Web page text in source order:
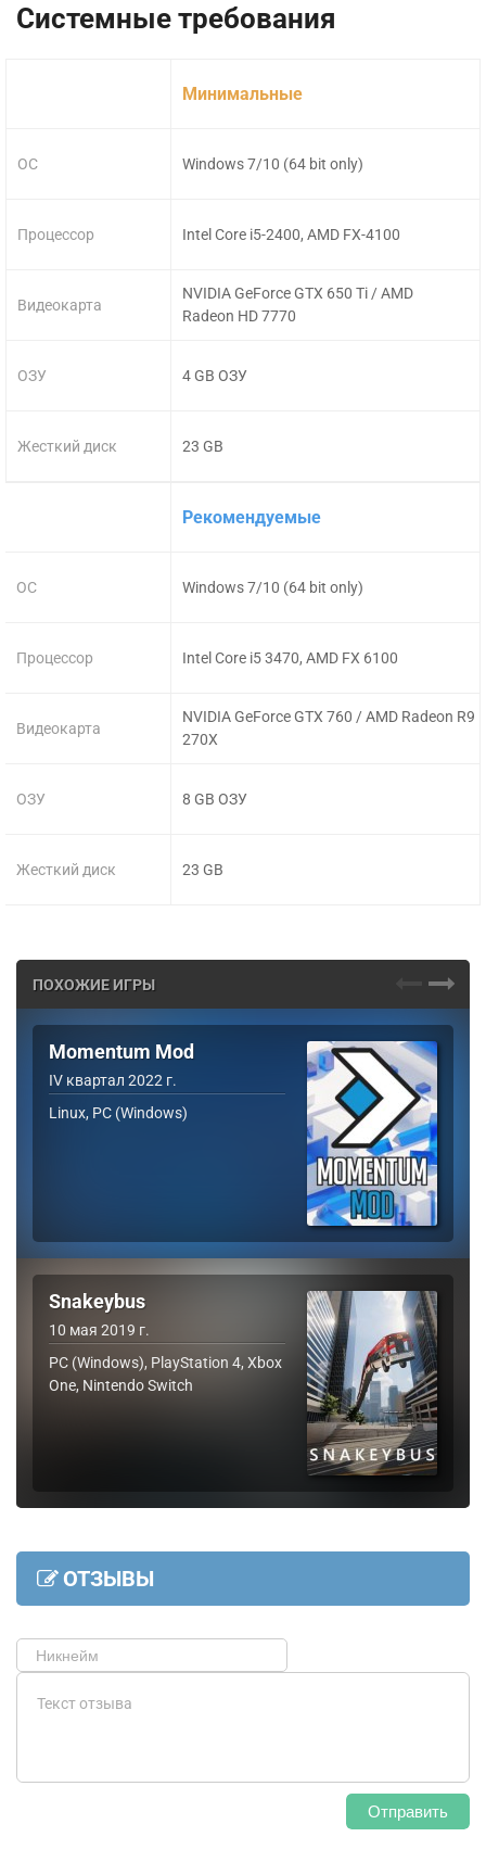
Системные требования
ОС
Процессор
Видеокарта
ОЗУ
Жесткий диск
Минимальные
Windows 7/10 (64 bit only)
Intel Core i5-2400, AMD FX-4100
NVIDIA GeForce GTX 650 Ti / AMD
Radeon HD 7770
4 GB ОЗУ
23 GB
ОС
Процессор
Видеокарта
ОЗУ
Жесткий диск
Рекомендуемые
Windows 7/10 (64 bit only)
Intel Core i5 3470, AMD FX 6100
NVIDIA GeForce GTX 760 / AMD Radeon R9
270X
8 GB ОЗУ
23 GB
ПОХОЖИЕ ИГРЫ
Momentum Mod
IV квартал 2022 г.
Linux, PC (Windows)
Snakeybus
10 мая 2019 г.
PC (Windows), PlayStation 4, Xbox
One, Nintendo Switch
ОТЗЫВЫ
Отправить